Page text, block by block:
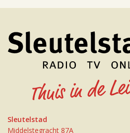
Sleutelstad
Middelstegracht 87A